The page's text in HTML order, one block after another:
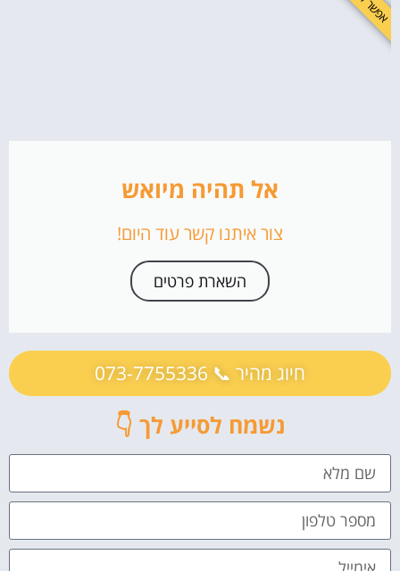
אל תהיה מיואש
צור איתנו קשר עוד היום!
השארת פרטים
חיוג מהיר 📞 073-7755336
נשמח לסייע לך 👇